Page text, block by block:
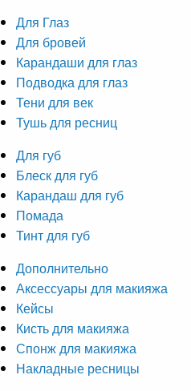
Для Глаз
Для бровей
Карандаши для глаз
Подводка для глаз
Тени для век
Тушь для ресниц
Для губ
Блеск для губ
Карандаш для губ
Помада
Тинт для губ
Дополнительно
Аксессуары для макияжа
Кейсы
Кисть для макияжа
Спонж для макияжа
Накладные ресницы